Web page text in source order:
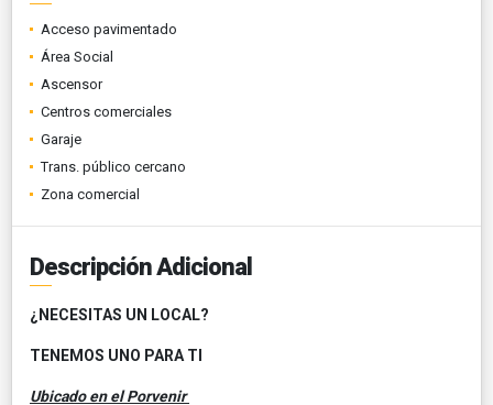
Acceso pavimentado
Área Social
Ascensor
Centros comerciales
Garaje
Trans. público cercano
Zona comercial
Descripción Adicional
¿NECESITAS UN LOCAL?
TENEMOS UNO PARA TI
Ubicado en el Porvenir